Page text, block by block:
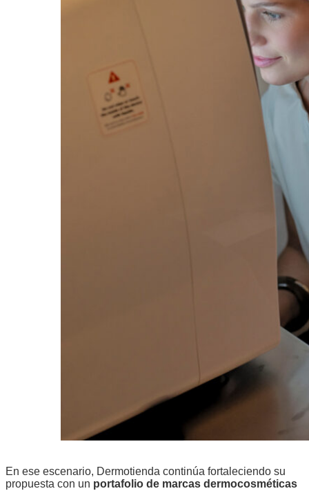
En ese escenario, Dermotienda continúa fortaleciendo su
propuesta con un portafolio de marcas dermocosméticas